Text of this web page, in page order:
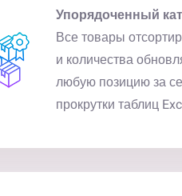
Упорядоченный
Все товары
и количества
любую позицию за
прокрутки таблиц